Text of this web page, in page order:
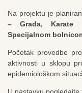
Na projektu je
– Grada, Karate
Specijalnom
Početak provedbe
aktivnosti u sklopu
epidemiološkom